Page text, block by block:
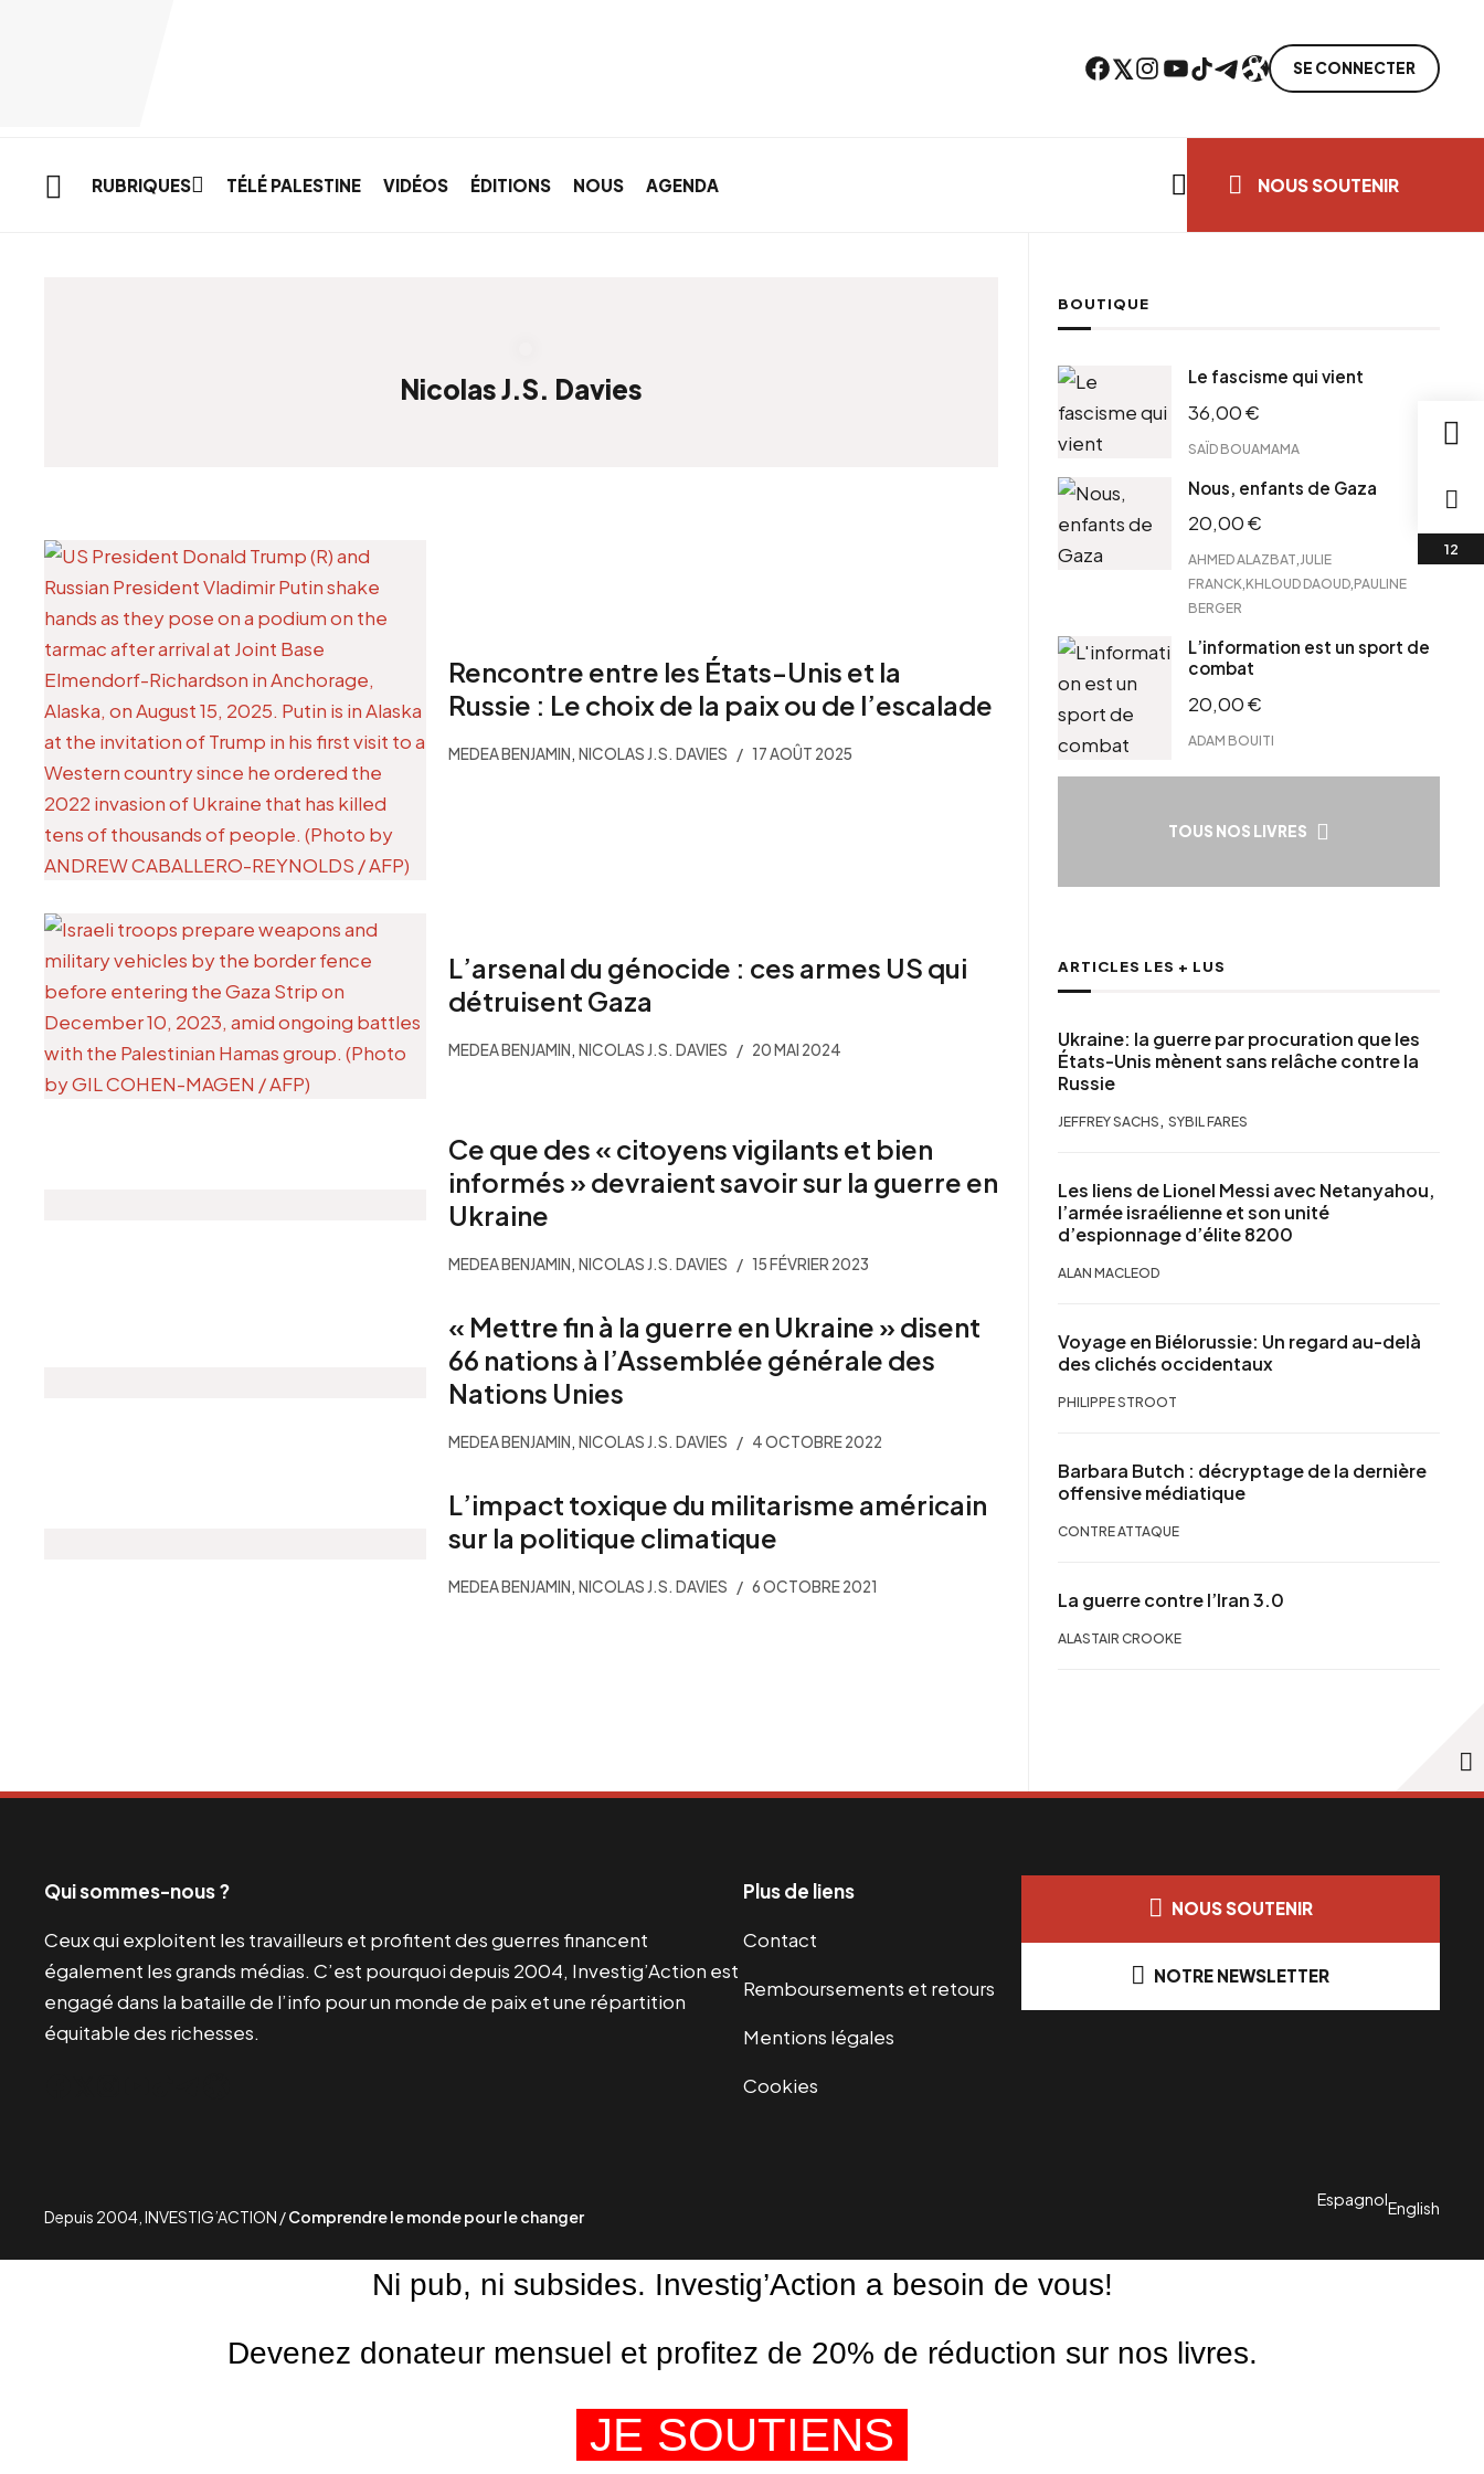
Facebook Twitter Instagram YouTube TikTok TelegramLien SE CONNECTER
RUBRIQUES TÉLÉ PALESTINE VIDÉOS ÉDITIONS NOUS AGENDA NOUS SOUTENIR
Nicolas J.S. Davies
Rencontre entre les États-Unis et la
Russie : Le choix de la paix ou de l’escalade
MEDEA BENJAMIN, NICOLAS J.S. DAVIES 17 AOÛT 2025
L’arsenal du génocide : ces armes US qui
détruisent Gaza
MEDEA BENJAMIN, NICOLAS J.S. DAVIES 20 MAI 2024
Ce que des « citoyens vigilants et bien
informés » devraient savoir sur la guerre en
Ukraine
MEDEA BENJAMIN, NICOLAS J.S. DAVIES 15 FÉVRIER 2023
« Mettre fin à la guerre en Ukraine » disent
66 nations à l’Assemblée générale des
Nations Unies
MEDEA BENJAMIN, NICOLAS J.S. DAVIES 4 OCTOBRE 2022
L’impact toxique du militarisme américain
sur la politique climatique
MEDEA BENJAMIN, NICOLAS J.S. DAVIES 6 OCTOBRE 2021
BOUTIQUE
Le fascisme qui vient
36,00€
SAÏD BOUAMAMA
Nous, enfants de Gaza
20,00€
AHMED ALAZBAT JULIE
FRANCK KHLOUD DAOUD PAULINE
BERGER
L’information est un sport de
combat
20,00€
ADAM BOUITI
TOUS NOS LIVRES
ARTICLES LES + LUS
Ukraine: la guerre par procuration que les
États-Unis mènent sans relâche contre la
Russie
JEFFREY SACHS , SYBIL FARES
Les liens de Lionel Messi avec Netanyahou,
l’armée israélienne et son unité
d’espionnage d’élite 8200
ALAN MACLEOD
Voyage en Biélorussie: Un regard au-delà
des clichés occidentaux
PHILIPPE STROOT
Barbara Butch : décryptage de la dernière
offensive médiatique
CONTRE ATTAQUE
La guerre contre l’Iran 3.0
ALASTAIR CROOKE
Qui sommes-nous ?
Ceux qui exploitent les travailleurs et profitent des guerres financent
également les grands médias. C’est pourquoi depuis 2004, Investig’Action est
engagé dans la bataille de l’info pour un monde de paix et une répartition
équitable des richesses.
Plus de liens
Contact
Remboursements et retours
Mentions légales
Cookies
NOUS SOUTENIR
NOTRE NEWSLETTER
Depuis 2004, INVESTIG’ACTION /Comprendre le monde pour le changer
EspagnolEnglish
Ni pub, ni subsides. Investig’Action a besoin de vous!
Devenez donateur mensuel et profitez de 20% de réduction sur nos livres.
JE SOUTIENS